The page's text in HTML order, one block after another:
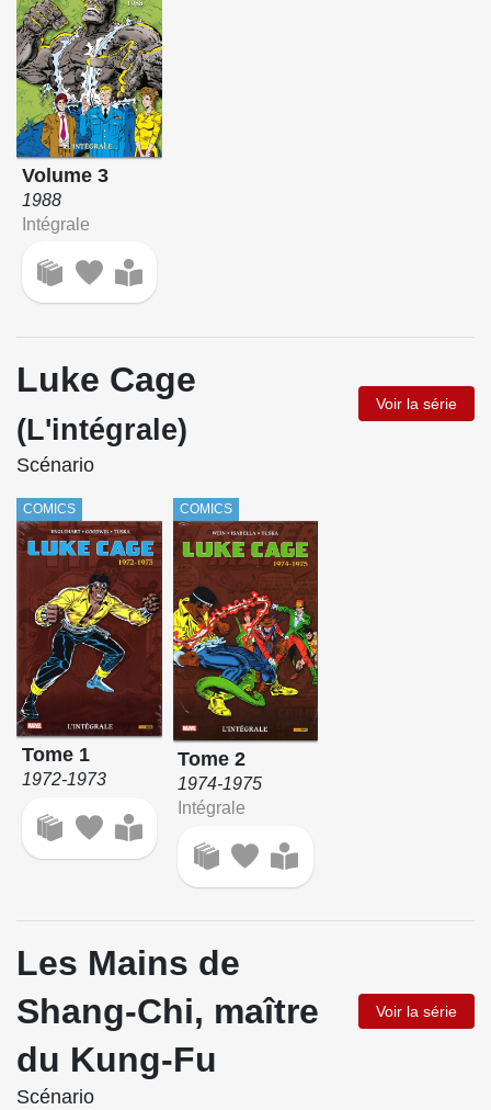
Volume 3
1988
Intégrale
Luke Cage
(L'intégrale)
Voir la série
Scénario
COMICS
Tome 1
1972-1973
COMICS
Tome 2
1974-1975
Intégrale
Les Mains de
Shang-Chi, maître
du Kung-Fu
Voir la série
Scénario